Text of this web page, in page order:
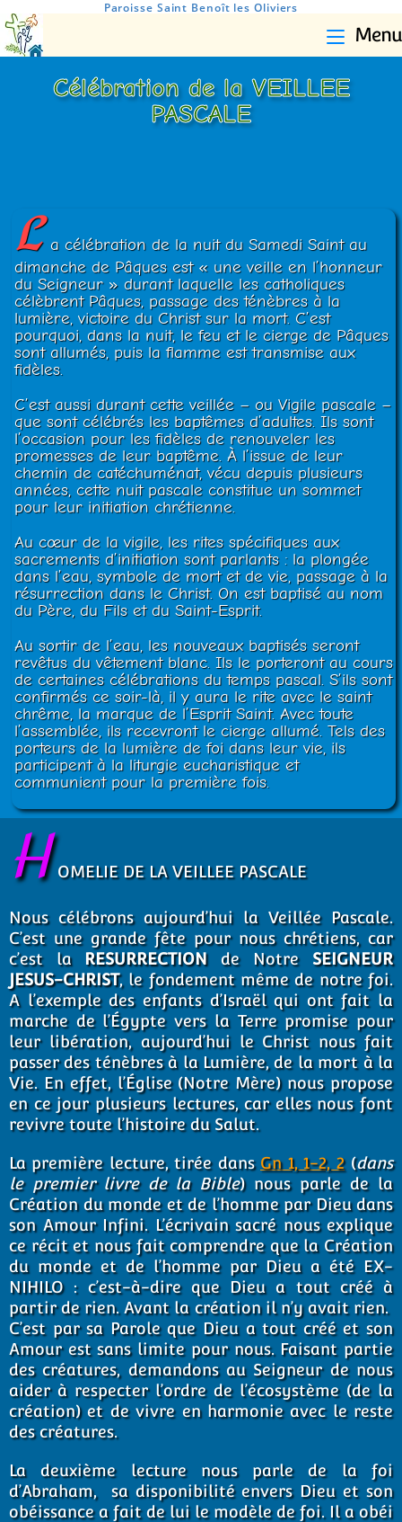
Paroisse Saint Benoît les Oliviers
Menu
Célébration de la VEILLEE
PASCALE
L a célébration de la nuit du Samedi Saint au
dimanche de Pâques est « une veille en l’honneur
du Seigneur » durant laquelle les catholiques
célèbrent Pâques, passage des ténèbres à la
lumière, victoire du Christ sur la mort. C’est
pourquoi, dans la nuit, le feu et le cierge de Pâques
sont allumés, puis la flamme est transmise aux
fidèles.
C’est aussi durant cette veillée – ou Vigile pascale –
que sont célébrés les baptêmes d’adultes. Ils sont
l’occasion pour les fidèles de renouveler les
promesses de leur baptême. À l’issue de leur
chemin de catéchuménat, vécu depuis plusieurs
années, cette nuit pascale constitue un sommet
pour leur initiation chrétienne.
Au cœur de la vigile, les rites spécifiques aux
sacrements d’initiation sont parlants : la plongée
dans l’eau, symbole de mort et de vie, passage à la
résurrection dans le Christ. On est baptisé au nom
du Père, du Fils et du Saint-Esprit.
Au sortir de l’eau, les nouveaux baptisés seront
revêtus du vêtement blanc. Ils le porteront au cours
de certaines célébrations du temps pascal. S’ils sont
confirmés ce soir-là, il y aura le rite avec le saint
chrême, la marque de l’Esprit Saint. Avec toute
l’assemblée, ils recevront le cierge allumé. Tels des
porteurs de la lumière de foi dans leur vie, ils
participent à la liturgie eucharistique et
communient pour la première fois.
H OMELIE DE LA VEILLEE PASCALE
Nous célébrons aujourd’hui la Veillée Pascale.
C’est une grande fête pour nous chrétiens, car
c’est la RESURRECTION de Notre SEIGNEUR
JESUS-CHRIST, le fondement même de notre foi.
A l’exemple des enfants d’Israël qui ont fait la
marche de l’Égypte vers la Terre promise pour
leur libération, aujourd’hui le Christ nous fait
passer des ténèbres à la Lumière, de la mort à la
Vie. En effet, l’Église (Notre Mère) nous propose
en ce jour plusieurs lectures, car elles nous font
revivre toute l’histoire du Salut.
La première lecture, tirée dans Gn 1, 1-2, 2(dans
le premier livre de la Bible) nous parle de la
Création du monde et de l’homme par Dieu dans
son Amour Infini. L’écrivain sacré nous explique
ce récit et nous fait comprendre que la Création
du monde et de l’homme par Dieu a été EX-
NIHILO : c’est-à-dire que Dieu a tout créé à
partir de rien. Avant la création il n’y avait rien.
C’est par sa Parole que Dieu a tout créé et son
Amour est sans limite pour nous. Faisant partie
des créatures, demandons au Seigneur de nous
aider à respecter l’ordre de l’écosystème (de la
création) et de vivre en harmonie avec le reste
des créatures.
La deuxième lecture nous parle de la foi
d’Abraham, sa disponibilité envers Dieu et son
obéissance a fait de lui le modèle de foi. Il a obéi